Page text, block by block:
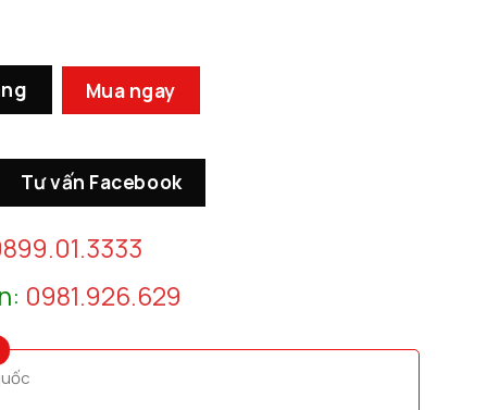
Khách số lượng
Mua ngay
Tư vấn Facebook
0981.926.629